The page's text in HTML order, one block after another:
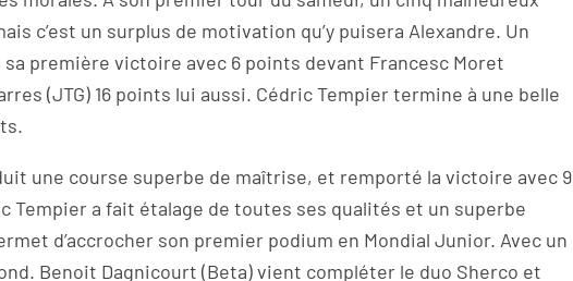
c’est un surplus de motivation qu’y puisera Alexandre. Un
première victoire avec 6 points devant Francesc Moret
(JTG) 16 points lui aussi. Cédric Tempier termine à une belle
une course superbe de maîtrise, et remporté la victoire avec 9
Tempier a fait étalage de toutes ses qualités et un superbe
d’accrocher son premier podium en Mondial Junior. Avec un
Benoit Dagnicourt (Beta) vient compléter le duo Sherco et